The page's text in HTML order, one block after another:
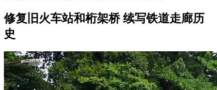
修复旧火车站和桁架桥 续写铁道走廊历
史